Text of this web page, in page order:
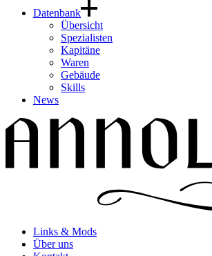
Datenbank
Übersicht
Spezialisten
Kapitäne
Waren
Gebäude
Skills
News
Links & Mods
Über uns